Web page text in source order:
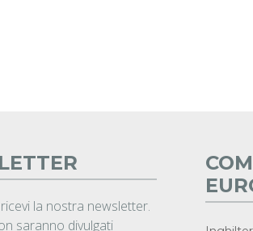
la nostra newsletter.
saranno divulgati